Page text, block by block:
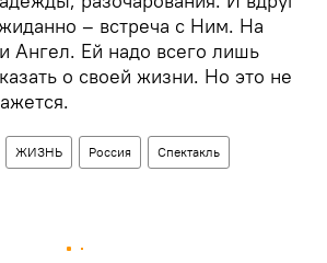
– встреча с Ним. На
Ангел. Ей надо всего лишь
о своей жизни. Но это не
ЖИЗНЬ Россия Спектакль